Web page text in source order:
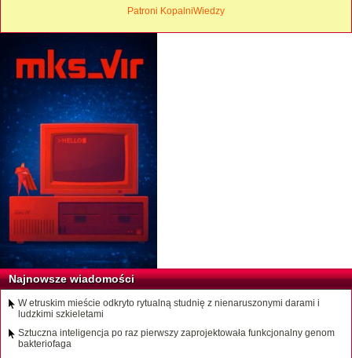
Patroni KopalniWiedzy
Najnowsze wiadomości
W etruskim mieście odkryto rytualną studnię z nienaruszonymi darami i
ludzkimi szkieletami
Sztuczna inteligencja po raz pierwszy zaprojektowała funkcjonalny genom
bakteriofaga